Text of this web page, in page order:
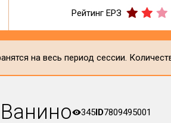
Рейтинг ЕРЗ
на весь период сессии.
345ID7809495001